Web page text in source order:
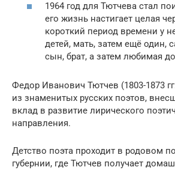
1964 год для Тютчева стал
его жизнь настигает целая
короткий период времени у
детей, мать, затем ещё один,
сын, брат, а затем любимая
Федор Иванович Тютчев (1803-1873
из знаменитых русских поэтов,
вклад в развитие лирического
направления.
Детство поэта проходит в родовом
губернии, где Тютчев получает